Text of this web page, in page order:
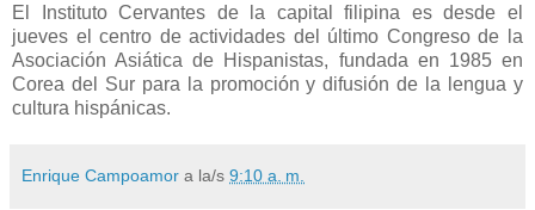
El Instituto Cervantes de la capital filipina es desde el
jueves el centro de actividades del último Congreso de la
Asociación Asiática de Hispanistas, fundada en 1985 en
Corea del Sur para la promoción y difusión de la lengua y
cultura hispánicas.
Enrique Campoamor a la/s 9:10 a. m.